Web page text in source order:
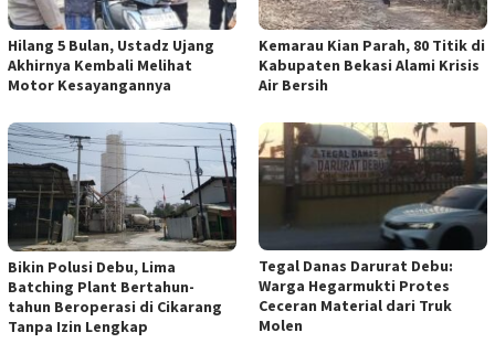
Hilang 5 Bulan, Ustadz Ujang
Akhirnya Kembali Melihat
Motor Kesayangannya
Kemarau Kian Parah, 80 Titik di
Kabupaten Bekasi Alami Krisis
Air Bersih
Bikin Polusi Debu, Lima
Batching Plant Bertahun-
tahun Beroperasi di Cikarang
Tanpa Izin Lengkap
Tegal Danas Darurat Debu:
Warga Hegarmukti Protes
Ceceran Material dari Truk
Molen